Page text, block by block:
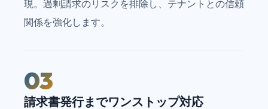
現。過剰請求のリスクを排除し、テナントとの信頼
関係を強化します。
03
請求書発行までワンストップ対応